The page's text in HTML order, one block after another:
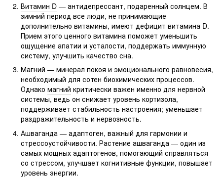
Витамин D — антидепрессант, подаренный солнцем. В
зимний период все люди, не принимающие
дополнительно витамины, имеют дефицит витамина D.
Прием этого ценного витамина поможет уменьшить
ощущение апатии и усталости, поддержать иммунную
систему, улучшить качество сна.
Магний — минерал покоя и эмоционального равновесия,
необходимый для сотен биохимических процессов.
Однако магний критически важен именно для нервной
системы, ведь он снижает уровень кортизола,
поддерживает стабильность настроения; уменьшает
раздражительность и нервозность.
Ашваганда — адаптоген, важный для гармонии и
стрессоустойчивости. Растение ашваганда — один из
самых мощных адаптогенов, помогающий справляться
со стрессом, улучшает когнитивные функции, повышает
уровень энергии.